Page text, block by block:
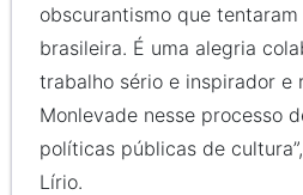
obscurantismo que
brasileira. É uma alegria
trabalho sério e inspirador e
Monlevade nesse processo
políticas públicas de
Lírio.